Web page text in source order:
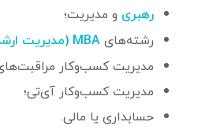
رهبری و مدیریت؛
رشته‌های MBA (مدیریت ارشد کسب‌وکار)
مدیریت کسب‌وکار
مدیریت کسب‌وکار آی‌تی؛
حسابداری یا مالی.